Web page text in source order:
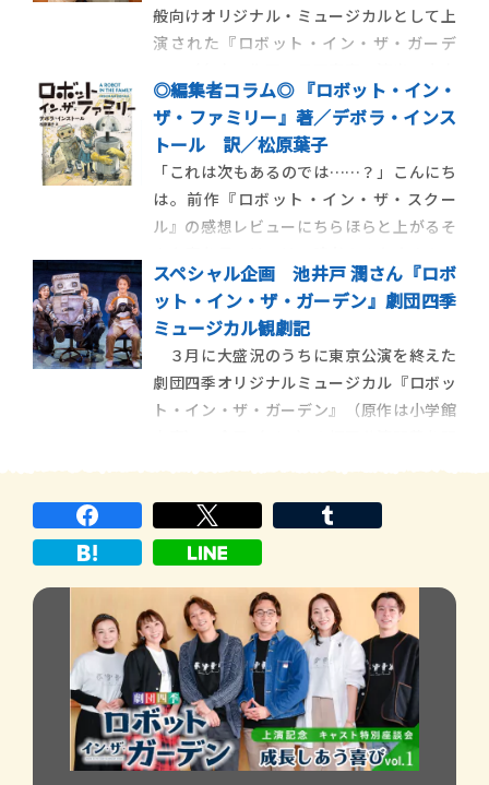
般向けオリジナル・ミュージカルとして上
演された『ロボット・イン・ザ・ガーデ
ゆうな、作曲・編曲：河野伸）。原作は、
両親を事故で失って以来無気力な日々を過
ごすベンと、壊れかけのロボット・タングの
出会い、旅と交流、成長を描い […]
◎編集者コラム◎ 『ロボット・イン・
ザ・ファミリー』著／デボラ・インス
トール 訳／松原葉子
「これは次もあるのでは……？」こんにち
は。前作『ロボット・イン・ザ・スクー
ル』の感想レビューにちらほらと上がるそ
のシリーズへの期待を感じて一人にやけて
いた編集者です。このシリーズを応援してく
ださっている読者のみなさま、そしてこれか
ら読んでみよっかな～と思っている方々に
も、
スペシャル企画 池井戸 潤さん『ロボ
ット・イン・ザ・ガーデン』劇団四季
ミュージカル観劇記
３月に大盛況のうちに東京公演を終えた
劇団四季オリジナルミュージカル『ロボッ
ト・イン・ザ・ガーデン』（原作は小学館
た観劇エッセイを、２日間に渡って特別公
開します！